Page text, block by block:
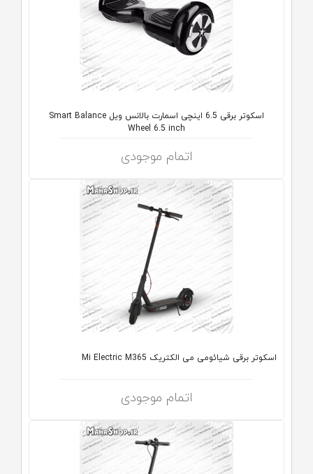
اسکوتر برقی 6.5 اینچی اسمارت بالانس ویل Smart Balance
Wheel 6.5 inch
اتمام موجودی
اسکوتر برقی شیائومی می الکتریک Mi Electric M365
اتمام موجودی